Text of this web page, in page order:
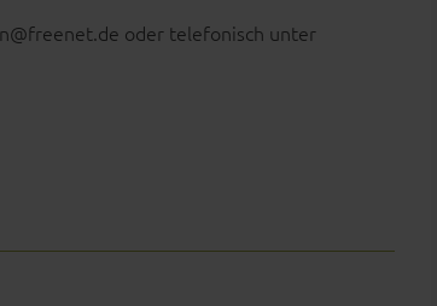
oder telefonisch unter